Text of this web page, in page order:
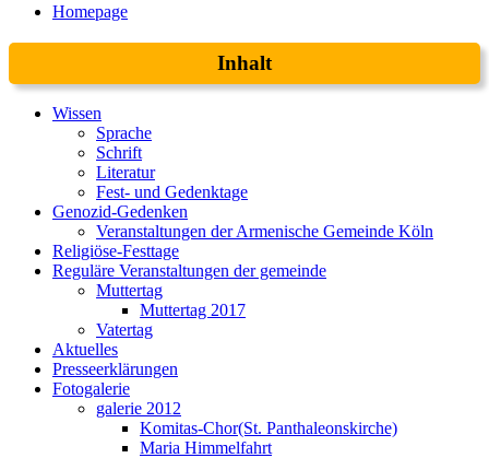
Homepage
Inhalt
Wissen
Sprache
Schrift
Literatur
Fest- und Gedenktage
Genozid-Gedenken
Veranstaltungen der Armenische Gemeinde Köln
Religiöse-Festtage
Reguläre Veranstaltungen der gemeinde
Muttertag
Muttertag 2017
Vatertag
Aktuelles
Presseerklärungen
Fotogalerie
galerie 2012
Komitas-Chor(St. Panthaleonskirche)
Maria Himmelfahrt